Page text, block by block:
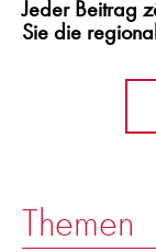
Jeder Beitrag
Sie die
Themen